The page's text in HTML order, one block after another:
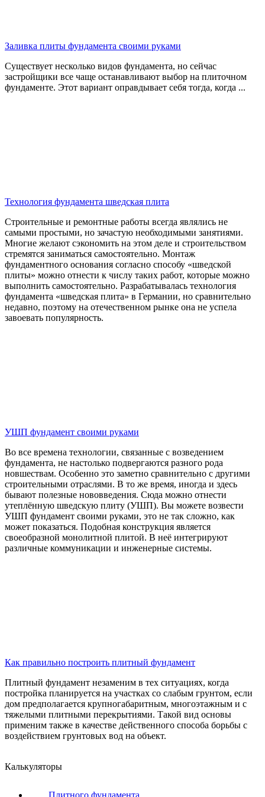
Заливка плиты фундамента своими руками
Существует несколько видов фундамента, но сейчас
застройщики все чаще останавливают выбор на плиточном
фундаменте. Этот вариант оправдывает себя тогда, когда ...
Технология фундамента шведская плита
Строительные и ремонтные работы всегда являлись не
самыми простыми, но зачастую необходимыми занятиями.
Многие желают сэкономить на этом деле и строительством
стремятся заниматься самостоятельно. Монтаж
фундаментного основания согласно способу «шведской
плиты» можно отнести к числу таких работ, которые можно
выполнить самостоятельно. Разрабатывалась технология
фундамента «шведская плита» в Германии, но сравнительно
недавно, поэтому на отечественном рынке она не успела
завоевать популярность.
УШП фундамент своими руками
Во все времена технологии, связанные с возведением
фундамента, не настолько подвергаются разного рода
новшествам. Особенно это заметно сравнительно с другими
строительными отраслями. В то же время, иногда и здесь
бывают полезные нововведения. Сюда можно отнести
утеплённую шведскую плиту (УШП). Вы можете возвести
УШП фундамент своими руками, это не так сложно, как
может показаться. Подобная конструкция является
своеобразной монолитной плитой. В неё интегрируют
различные коммуникации и инженерные системы.
Как правильно построить плитный фундамент
Плитный фундамент незаменим в тех ситуациях, когда
постройка планируется на участках со слабым грунтом, если
дом предполагается крупногабаритным, многоэтажным и с
тяжелыми плитными перекрытиями. Такой вид основы
применим также в качестве действенного способа борьбы с
воздействием грунтовых вод на объект.
Калькуляторы
Плитного фундамента